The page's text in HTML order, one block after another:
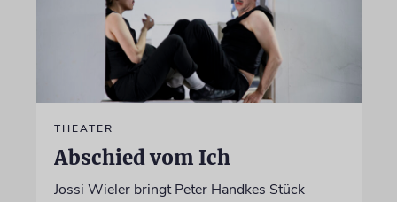
THEATER
Abschied vom Ich
Jossi Wieler bringt Peter Handkes Stück